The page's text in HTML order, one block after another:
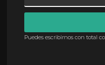
Puedes escribirnos con total